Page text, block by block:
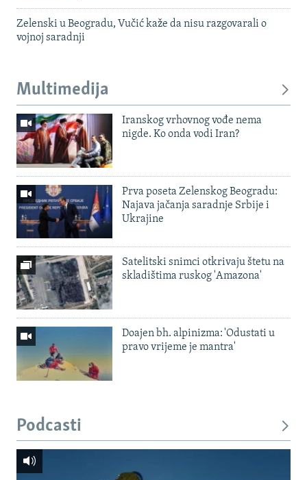
Zelenski u Beogradu, Vučić kaže da nisu razgovarali o
vojnoj saradnji
Multimedija
Iranskog vrhovnog vođe nema
nigde. Ko onda vodi Iran?
Prva poseta Zelenskog Beogradu:
Najava jačanja saradnje Srbije i
Ukrajine
Satelitski snimci otkrivaju štetu na
skladištima ruskog 'Amazona'
Doajen bh. alpinizma: 'Odustati u
pravo vrijeme je mantra'
Podcasti